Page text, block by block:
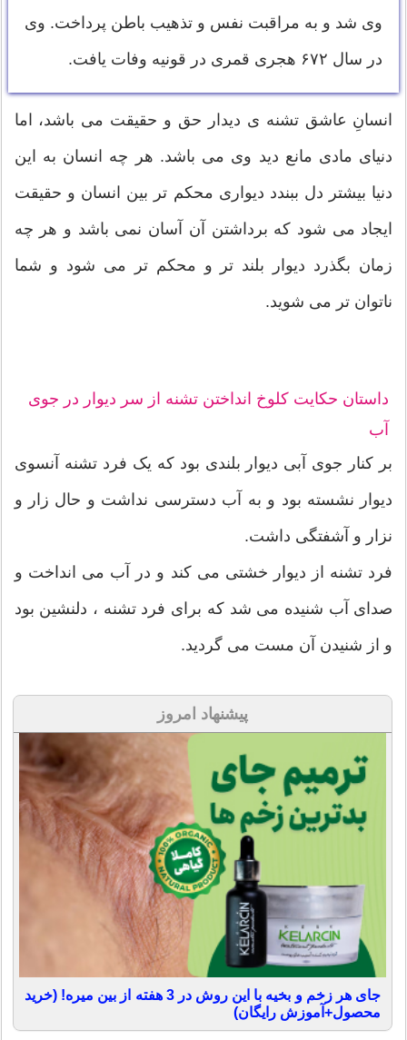
وی شد و به مراقبت نفس و تذهیب باطن پرداخت. وی
در سال ۶۷۲ هجری قمری در قونیه وفات یافت.
انسانِ عاشق تشنه ی دیدار حق و حقیقت می باشد، اما
دنیای مادی مانع دید وی می باشد. هر چه انسان به این
دنیا بیشتر دل ببندد دیواری محکم تر بین انسان و حقیقت
ایجاد می شود که برداشتن آن آسان نمی باشد و هر چه
زمان بگذرد دیوار بلند تر و محکم تر می شود و شما
ناتوان تر می شوید.
داستان حکایت کلوخ انداختن تشنه از سر دیوار در جوی
آب
بر کنار جوی آبی دیوار بلندی بود که یک فرد تشنه آنسوی
دیوار نشسته بود و به آب دسترسی نداشت و حال زار و
نزار و آشفتگی داشت.
فرد تشنه از دیوار خشتی می کند و در آب می انداخت و
صدای آب شنیده می شد که برای فرد تشنه ، دلنشین بود
و از شنیدن آن مست می گردید.
پیشنهاد امروز
جای هر زخم و بخیه با این روش در 3 هفته از بین میره! (خرید
محصول+آموزش رایگان)